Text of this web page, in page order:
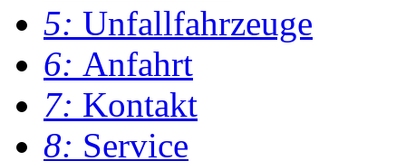
5: Unfallfahrzeuge
6: Anfahrt
7: Kontakt
8: Service